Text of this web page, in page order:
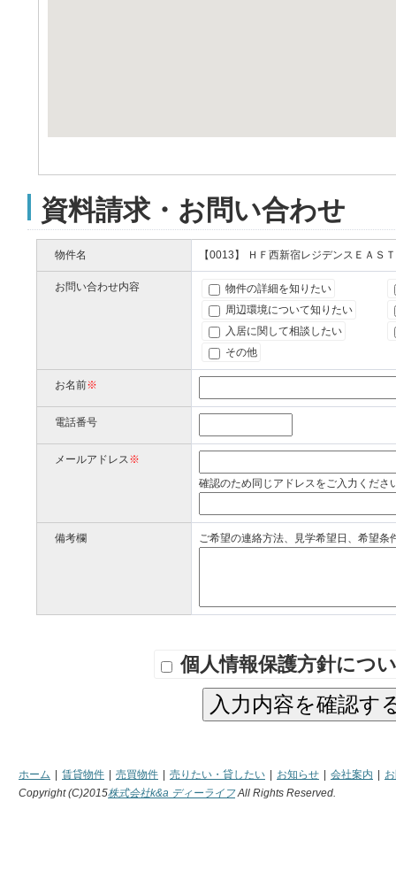
資料請求・お問い合わせ
物件名 【0013】 ＨＦ西新宿レジデンスＥＡＳＴ
お問い合わせ内容
物件の詳細を知りたい
周辺環境について知りたい
入居に関して相談したい
その他
お名前※
電話番号
メールアドレス※
確認のため同じアドレスをご入力くださ
備考欄 ご希望の連絡方法、見学希望日、希望
個人情報保護方針につ
入力内容を確認す
ホーム 賃貸物件 売買物件 売りたい・貸したい お知らせ 会社案内
Copyright (C)2015株式会社k&a ディーライフAll Rights Reserved.